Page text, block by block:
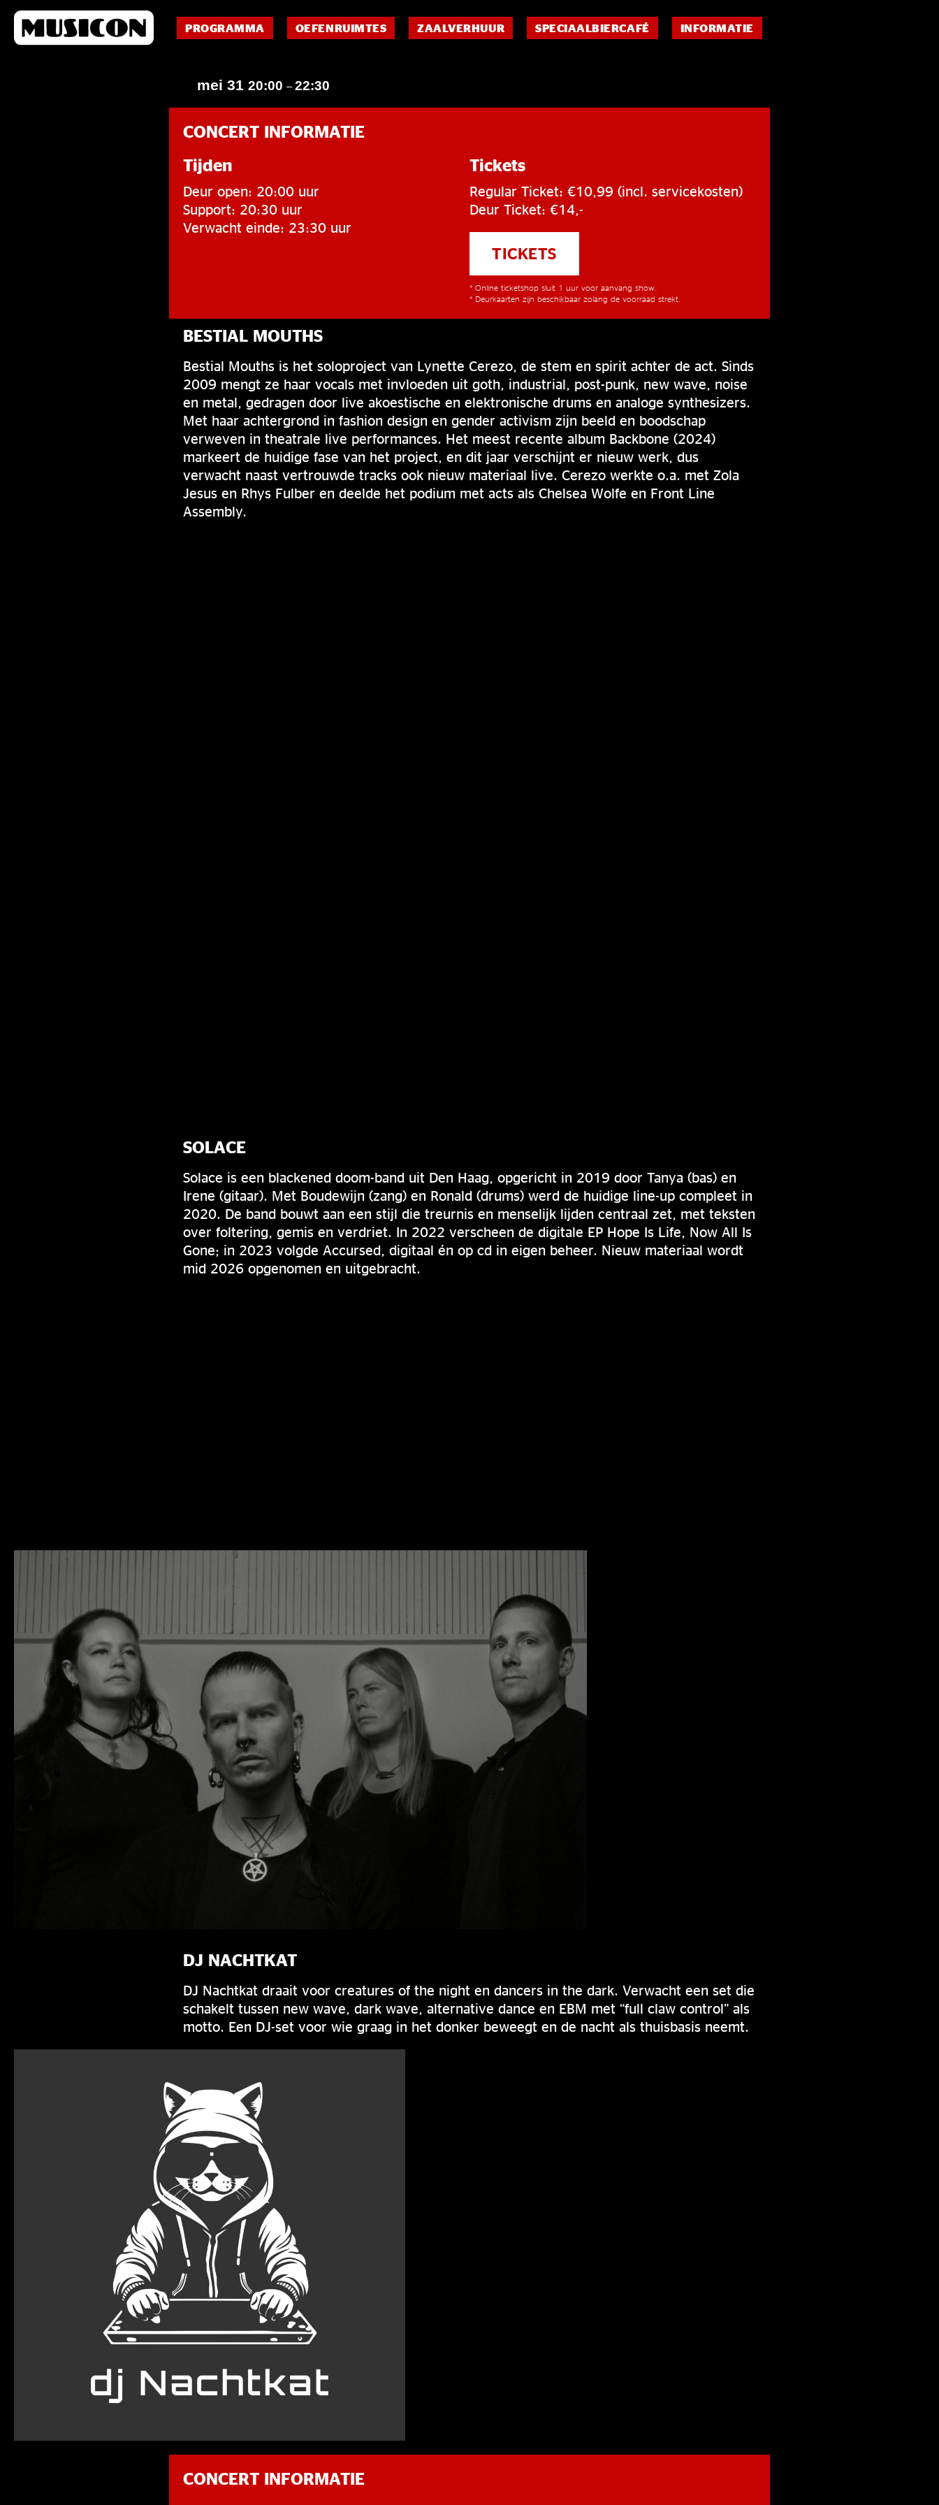
PROGRAMMA OEFENRUIMTES ZAALVERHUUR SPECIAALBIERCAFÉ INFORMATIE
mei 31 20:00 –22:30
CONCERT INFORMATIE
Tijden
Deur open: 20:00 uur
Support: 20:30 uur
Verwacht einde: 23:30 uur
Tickets
Regular Ticket: €10,99 (incl. servicekosten)
Deur Ticket: €14,-
TICKETS
* Online ticketshop sluit 1 uur voor aanvang show.
* Deurkaarten zijn beschikbaar zolang de voorraad strekt.
BESTIAL MOUTHS
Bestial Mouths is het soloproject van Lynette Cerezo, de stem en spirit achter de act. Sinds
2009 mengt ze haar vocals met invloeden uit goth, industrial, post-punk, new wave, noise
en metal, gedragen door live akoestische en elektronische drums en analoge synthesizers.
Met haar achtergrond in fashion design en gender activism zijn beeld en boodschap
verweven in theatrale live performances. Het meest recente album Backbone (2024)
markeert de huidige fase van het project, en dit jaar verschijnt er nieuw werk, dus
verwacht naast vertrouwde tracks ook nieuw materiaal live. Cerezo werkte o.a. met Zola
Jesus en Rhys Fulber en deelde het podium met acts als Chelsea Wolfe en Front Line
Assembly.
SOLACE
Solace is een blackened doom-band uit Den Haag, opgericht in 2019 door Tanya (bas) en
Irene (gitaar). Met Boudewijn (zang) en Ronald (drums) werd de huidige line-up compleet in
2020. De band bouwt aan een stijl die treurnis en menselijk lijden centraal zet, met teksten
over foltering, gemis en verdriet. In 2022 verscheen de digitale EP Hope Is Life, Now All Is
Gone; in 2023 volgde Accursed, digitaal én op cd in eigen beheer. Nieuw materiaal wordt
mid 2026 opgenomen en uitgebracht.
DJ NACHTKAT
DJ Nachtkat draait voor creatures of the night en dancers in the dark. Verwacht een set die
schakelt tussen new wave, dark wave, alternative dance en EBM met “full claw control” als
motto. Een DJ-set voor wie graag in het donker beweegt en de nacht als thuisbasis neemt.
CONCERT INFORMATIE